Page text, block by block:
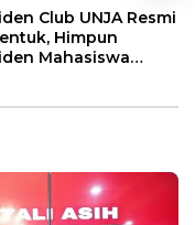
Club UNJA Resmi
Himpun
Mahasiswa